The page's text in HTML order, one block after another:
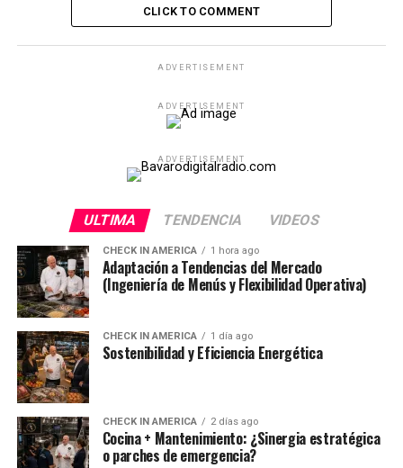
CLICK TO COMMENT
ADVERTISEMENT
ADVERTISEMENT
ADVERTISEMENT
ULTIMA TENDENCIA VIDEOS
CHECK IN AMERICA 1 hora ago
Adaptación a Tendencias del Mercado
(Ingeniería de Menús y Flexibilidad Operativa)
CHECK IN AMERICA 1 día ago
Sostenibilidad y Eficiencia Energética
CHECK IN AMERICA 2 días ago
Cocina + Mantenimiento: ¿Sinergia estratégica
o parches de emergencia?